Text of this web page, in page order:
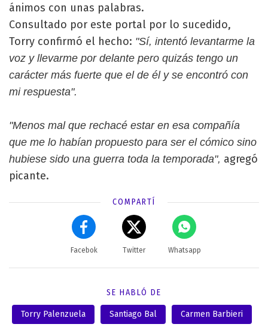
ánimos con unas palabras.
Consultado por este portal por lo sucedido,
Torry confirmó el hecho: "Sí, intentó levantarme la
voz y llevarme por delante pero quizás tengo un
carácter más fuerte que el de él y se encontró con
mi respuesta".
"Menos mal que rechacé estar en esa compañía
que me lo habían propuesto para ser el cómico sino
hubiese sido una guerra toda la temporada", agregó
picante.
COMPARTÍ
Facebok Twitter Whatsapp
SE HABLÓ DE
Torry Palenzuela Santiago Bal Carmen Barbieri